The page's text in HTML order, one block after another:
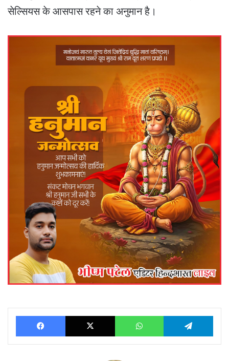
सेल्सियस के आसपास रहने का अनुमान है।
Facebook X WhatsApp